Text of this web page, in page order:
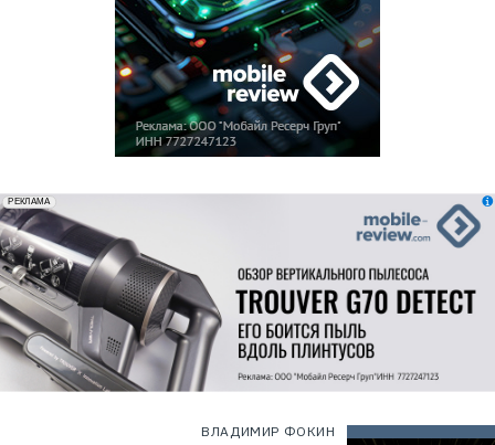
ВЛАДИМИР ФОКИН
erid: 2VfnxxmNzs5
РЕКЛАМА